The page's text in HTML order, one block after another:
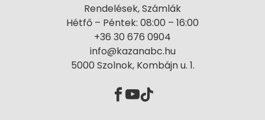
Rendelések, Számlák
Hétfő – Péntek: 08:00 – 16:00
+36 30 676 0904
info@kazanabc.hu
5000 Szolnok, Kombájn u. 1.